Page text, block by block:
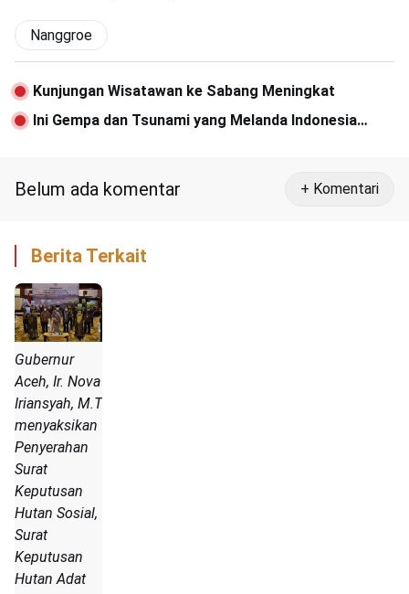
Nanggroe
Kunjungan Wisatawan ke Sabang Meningkat
Ini Gempa dan Tsunami yang Melanda Indonesia
Belum ada komentar + Komentari
Berita Terkait
Gubernur
Aceh, Ir. Nova
Iriansyah, M.T
menyaksikan
Penyerahan
Surat
Keputusan
Hutan Sosial,
Surat
Keputusan
Hutan Adat